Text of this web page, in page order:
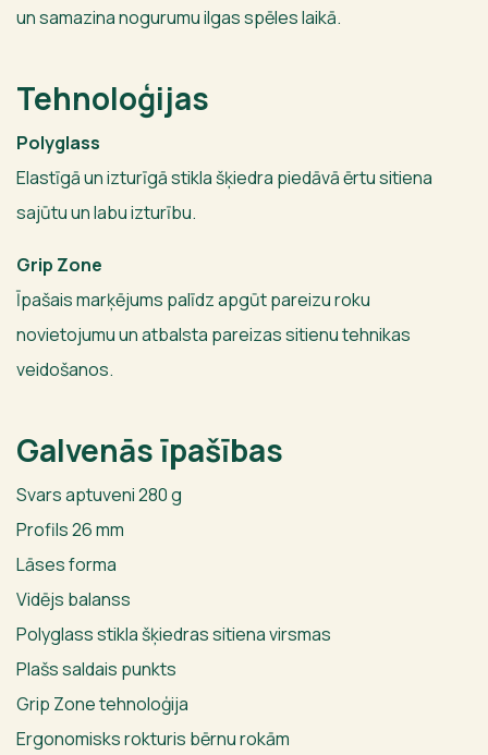
un samazina nogurumu ilgas spēles laikā.
Tehnoloģijas
Polyglass
Elastīgā un izturīgā stikla šķiedra piedāvā ērtu sitiena
sajūtu un labu izturību.
Grip Zone
Īpašais marķējums palīdz apgūt pareizu roku
novietojumu un atbalsta pareizas sitienu tehnikas
veidošanos.
Galvenās īpašības
Svars aptuveni 280 g
Profils 26 mm
Lāses forma
Vidējs balanss
Polyglass stikla šķiedras sitiena virsmas
Plašs saldais punkts
Grip Zone tehnoloģija
Ergonomisks rokturis bērnu rokām